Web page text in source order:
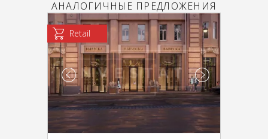
АНАЛОГИЧНЫЕ ПРЕДЛОЖЕНИЯ
Retail